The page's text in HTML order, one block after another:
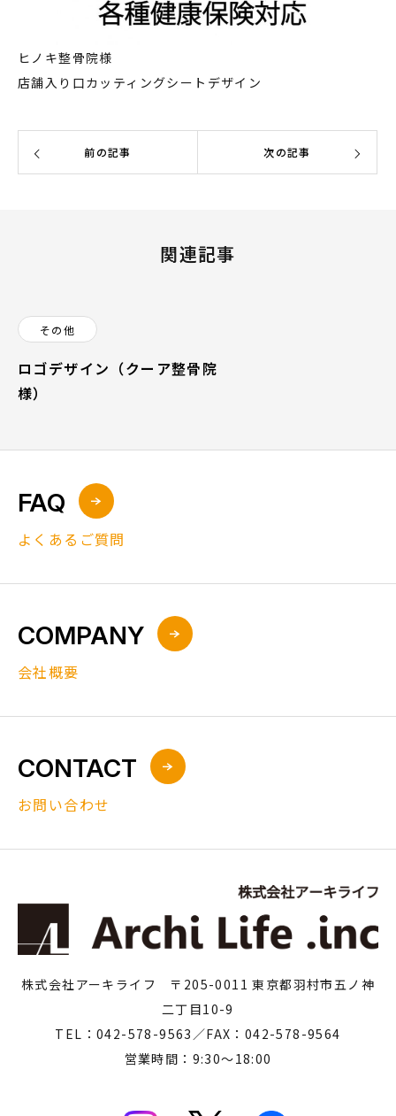
ヒノキ整骨院様
店舗入り口カッティングシートデザイン
前の記事 次の記事
関連記事
その他
ロゴデザイン（クーア整骨院
様）
FAQ
よくあるご質問
COMPANY
会社概要
CONTACT
お問い合わせ
株式会社アーキライフ 〒205-0011 東京都羽村市五ノ神
二丁目10-9
TEL：042-578-9563／FAX：042-578-9564
営業時間：9:30～18:00